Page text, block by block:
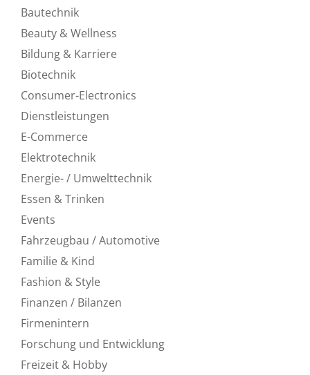
Bautechnik
Beauty & Wellness
Bildung & Karriere
Biotechnik
Consumer-Electronics
Dienstleistungen
E-Commerce
Elektrotechnik
Energie- / Umwelttechnik
Essen & Trinken
Events
Fahrzeugbau / Automotive
Familie & Kind
Fashion & Style
Finanzen / Bilanzen
Firmenintern
Forschung und Entwicklung
Freizeit & Hobby